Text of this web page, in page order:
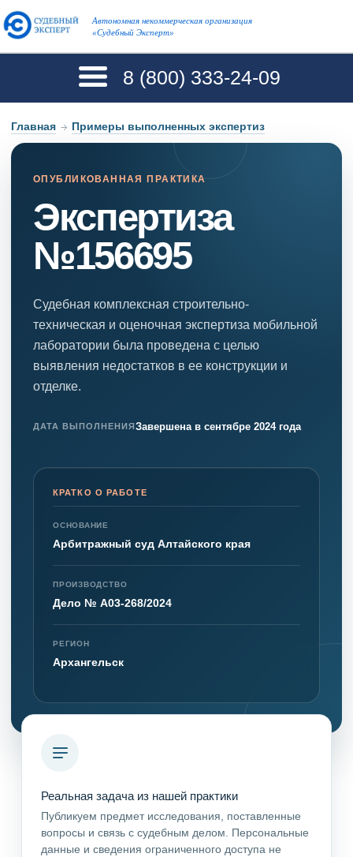
Автономная некоммерческая организация
«Судебный Эксперт»
8 (800) 333-24-09
Главная → Примеры выполненных экспертиз
ОПУБЛИКОВАННАЯ ПРАКТИКА
Экспертиза
№156695
Судебная комплексная строительно-
техническая и оценочная экспертиза мобильной
лаборатории была проведена с целью
выявления недостатков в ее конструкции и
отделке.
ДАТА ВЫПОЛНЕНИЯЗавершена в сентябре 2024 года
КРАТКО О РАБОТЕ
ОСНОВАНИЕ
Арбитражный суд Алтайского края
ПРОИЗВОДСТВО
Дело № А03-268/2024
РЕГИОН
Архангельск
Реальная задача из нашей практики
Публикуем предмет исследования, поставленные
вопросы и связь с судебным делом. Персональные
данные и сведения ограниченного доступа не